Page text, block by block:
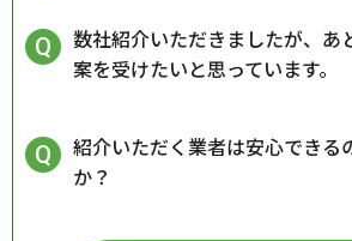
数社紹介いただきましたが、あ
案を受けたいと思っています。
紹介いただく業者は安心できる
か？